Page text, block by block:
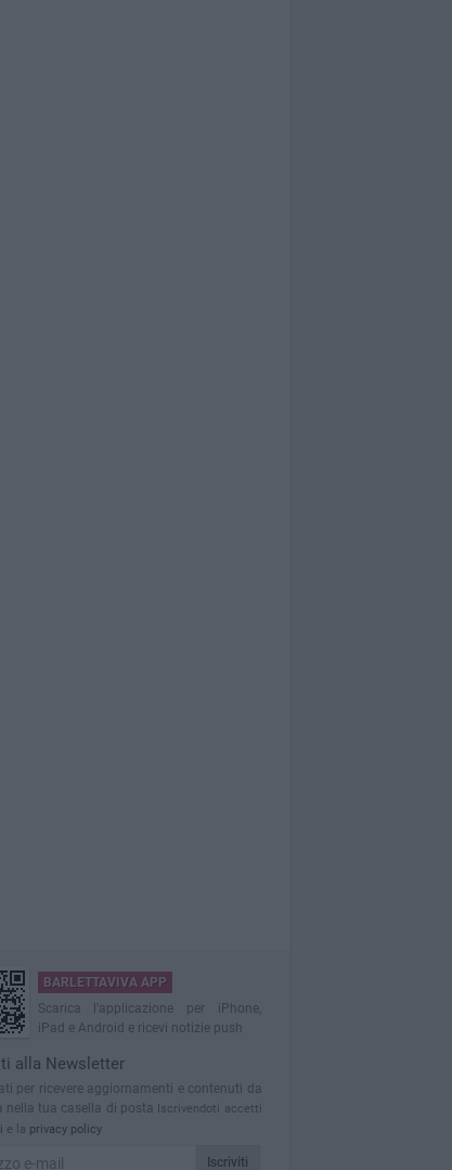
BARLETTAVIVA APP
Scarica l'applicazione per iPhone,
iPad e Android e ricevi notizie push
alla Newsletter
per ricevere aggiornamenti e contenuti da
nella tua casella di posta Iscrivendoti accetti
e la privacy policy
Iscriviti